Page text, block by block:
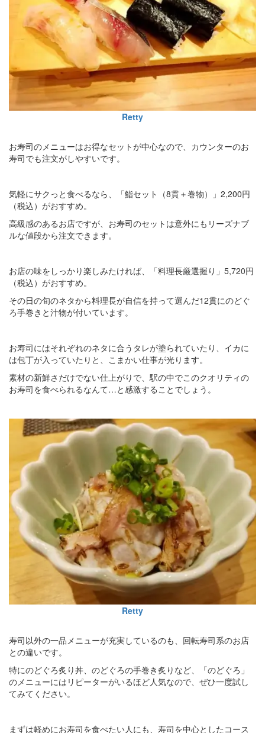
Retty
お寿司のメニューはお得なセットが中心なので、カウンターのお
寿司でも注文がしやすいです。
気軽にサクっと食べるなら、「鮨セット（8貫＋巻物）」2,200円
（税込）がおすすめ。
高級感のあるお店ですが、お寿司のセットは意外にもリーズナブ
ルな値段から注文できます。
お店の味をしっかり楽しみたければ、「料理長厳選握り」5,720円
（税込）がおすすめ。
その日の旬のネタから料理長が自信を持って選んだ12貫にのどぐ
ろ手巻きと汁物が付いています。
お寿司にはそれぞれのネタに合うタレが塗られていたり、イカに
は包丁が入っていたりと、こまかい仕事が光ります。
素材の新鮮さだけでない仕上がりで、駅の中でこのクオリティの
お寿司を食べられるなんて…と感激することでしょう。
Retty
寿司以外の一品メニューが充実しているのも、回転寿司系のお店
との違いです。
特にのどぐろ炙り丼、のどぐろの手巻き炙りなど、「のどぐろ」
のメニューにはリピーターがいるほど人気なので、ぜひ一度試し
てみてください。
まずは軽めにお寿司を食べたい人にも、寿司を中心としたコース